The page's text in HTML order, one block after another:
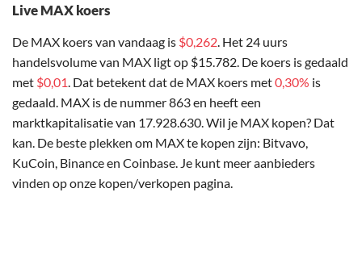
Live MAX koers
De MAX koers van vandaag is $0,262. Het 24 uurs
handelsvolume van MAX ligt op $15.782. De koers is gedaald
met $0,01. Dat betekent dat de MAX koers met0,30% is
gedaald. MAX is de nummer 863 en heeft een
marktkapitalisatie van 17.928.630. Wil je MAX kopen? Dat
kan. De beste plekken om MAX te kopen zijn: Bitvavo,
KuCoin, Binance en Coinbase. Je kunt meer aanbieders
vinden op onze kopen/verkopen pagina.